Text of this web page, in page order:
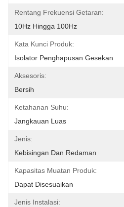
Rentang Frekuensi Getaran:
10Hz Hingga 100Hz
Kata Kunci Produk:
Isolator Penghapusan Gesekan
Aksesoris:
Bersih
Ketahanan Suhu:
Jangkauan Luas
Jenis:
Kebisingan Dan Redaman
Kapasitas Muatan Produk:
Dapat Disesuaikan
Jenis Instalasi: